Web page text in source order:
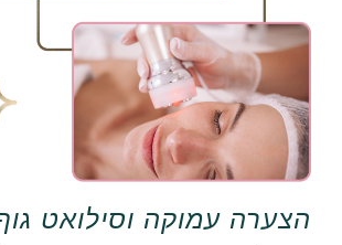
הצערה עמוקה וסילואט